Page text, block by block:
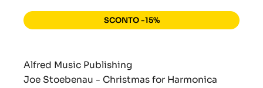
SCONTO -15%
Alfred Music Publishing
Joe Stoebenau - Christmas for Harmonica